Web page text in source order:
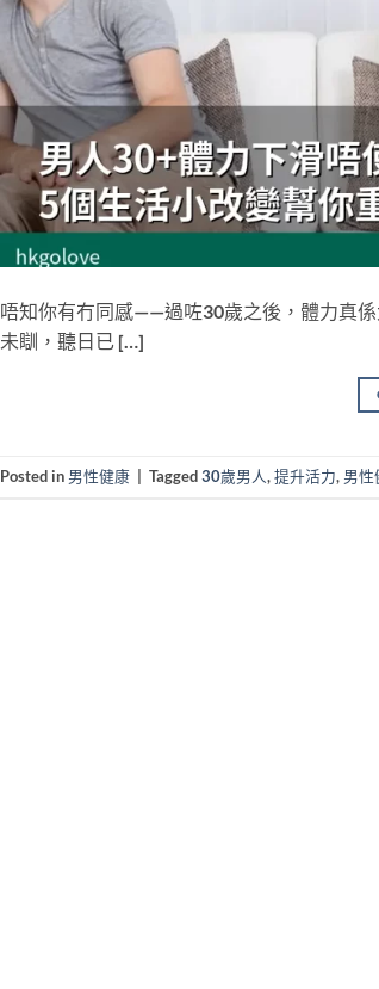
唔知你有冇同感——過咗30歲之後，體力真
未瞓，聽日已 […]
Posted in 男性健康 Tagged30歲男人,提升活力, 男性